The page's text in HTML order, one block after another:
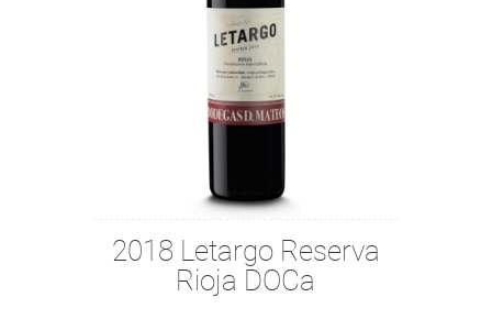
2018 Letargo Reserva
Rioja DOCa